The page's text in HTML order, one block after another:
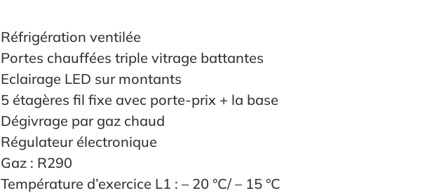
Réfrigération ventilée
Portes chauffées triple vitrage battantes
Eclairage LED sur montants
5 étagères fil fixe avec porte-prix + la base
Dégivrage par gaz chaud
Régulateur électronique
Gaz : R290
Température d’exercice L1 : – 20 °C/ – 15 °C